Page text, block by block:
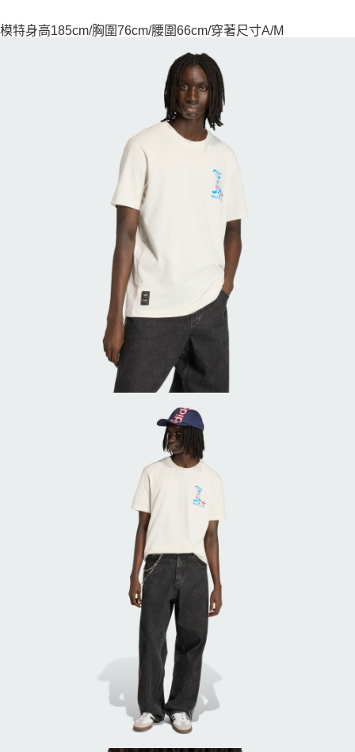
模特身高185cm/胸圍76cm/腰圍66cm/穿著尺寸A/M